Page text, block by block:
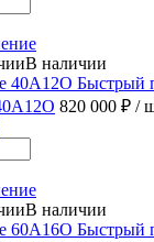
В наличии
Быстрый
820 000 ₽ /
В наличии
Быстрый